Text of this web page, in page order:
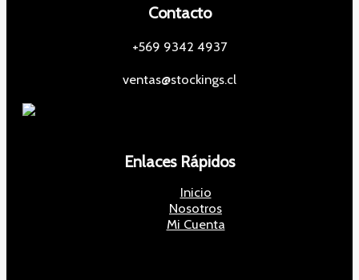
Contacto
+569 9342 4937
ventas@stockings.cl
Enlaces Rápidos
Inicio
Nosotros
Mi Cuenta